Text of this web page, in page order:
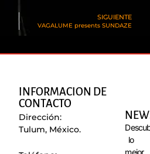
SIGUIENTE
VAGALUME presents SUNDAZE
INFORMACION DE
CONTACTO
Dirección:
Tulum, México.
lo